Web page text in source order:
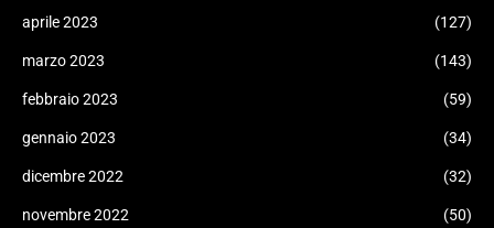
aprile 2023 (127)
marzo 2023 (143)
febbraio 2023 (59)
gennaio 2023 (34)
dicembre 2022 (32)
novembre 2022 (50)